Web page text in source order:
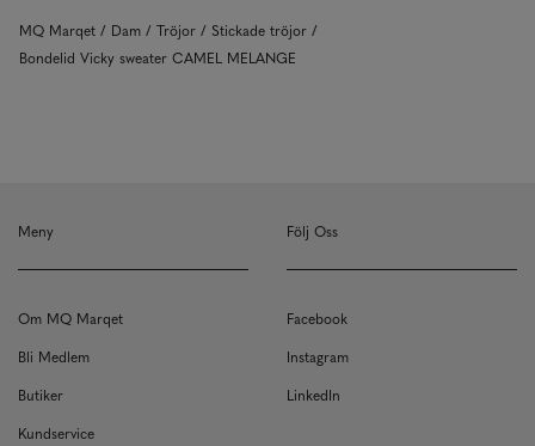
MQ Marqet Dam Tröjor
Stickade tröjor
Bondelid Vicky sweater CAMEL MELANGE
Meny
Om MQ Marqet
Bli Medlem
Butiker
Kundservice
Följ Oss
Facebook
Instagram
LinkedIn